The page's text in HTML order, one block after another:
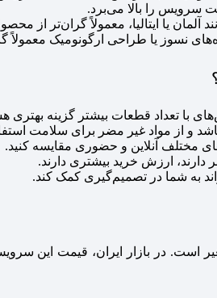
سرویس را بالا می‌برد.
یا ایتالیا، معمولاً گران‌تر از
نسوز یا طراحی ارگونومیک معمولاً
با تعداد قطعات بیشتر گزینه بهتری
و از مواد غیر مضر برای سلامت
مختلف آنلاین و حضوری مقایسه کنید.
ارزش خرید بیشتری دارند.
به شما در تصمیم‌گیری کمک کند.
است. در بازار ایران، قیمت این